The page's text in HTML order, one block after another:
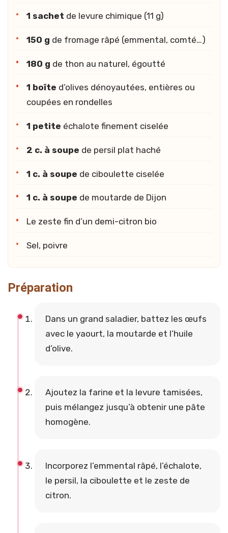
1 sachet de levure chimique (11 g)
150 g de fromage râpé (emmental, comté…)
180 g de thon au naturel, égoutté
1 boîte d’olives dénoyautées, entières ou
coupées en rondelles
1 petite échalote finement ciselée
2 c. à soupe de persil plat haché
1 c. à soupe de ciboulette ciselée
1 c. à soupe de moutarde de Dijon
Le zeste fin d’un demi-citron bio
Sel, poivre
Préparation
Dans un grand saladier, battez les œufs
avec le yaourt, la moutarde et l’huile
d’olive.
Ajoutez la farine et la levure tamisées,
puis mélangez jusqu’à obtenir une pâte
homogène.
Incorporez l’emmental râpé, l’échalote,
le persil, la ciboulette et le zeste de
citron.